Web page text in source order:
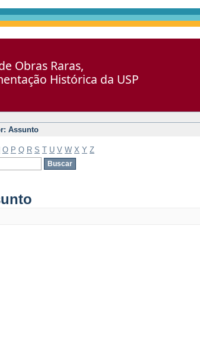
Obras Raras,
Histórica da USP
Assunto
O P Q R S T U V W X Y Z